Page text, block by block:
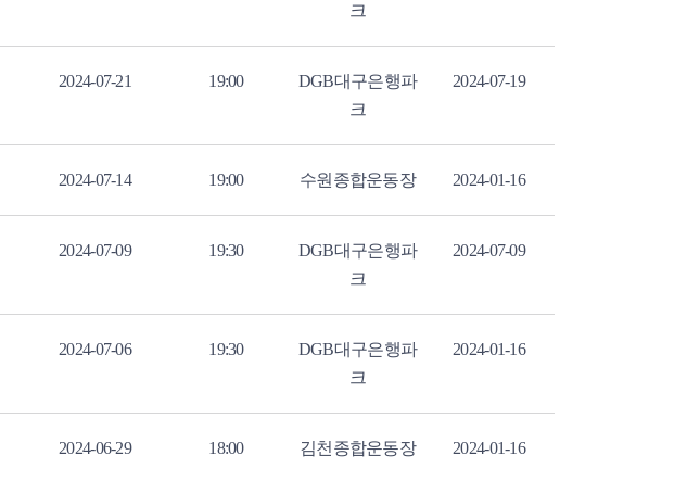
크
2024-07-21 19:00
DGB대구은행파
크
2024-07-19
2024-07-14 19:00 수원종합운동장 2024-01-16
2024-07-09 19:30
DGB대구은행파
크
2024-07-09
2024-07-06 19:30
DGB대구은행파
크
2024-01-16
2024-06-29 18:00 김천종합운동장 2024-01-16